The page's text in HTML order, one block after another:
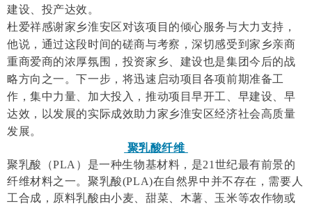
建设、投产达效。
杜爱祥感谢家乡淮安区对该项目的倾心服务与大力支持，
他说，通过这段时间的磋商与考察，深切感受到家乡亲商
重商爱商的浓厚氛围，投资家乡、建设也是集团今后的战
略方向之一。下一步，将迅速启动项目各项前期准备工
作，集中力量、加大投入，推动项目早开工、早建设、早
达效，以发展的实际成效助力家乡淮安区经济社会高质量
发展。
聚乳酸纤维
聚乳酸（PLA）是一种生物基材料，是21世纪最有前景的
纤维材料之一。聚乳酸(PLA)在自然界中并不存在，需要人
工合成，原料乳酸由小麦、甜菜、木薯、玉米等农作物或